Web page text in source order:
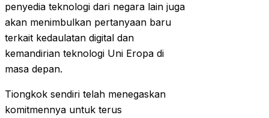
penyedia teknologi dari negara lain juga
akan menimbulkan pertanyaan baru
terkait kedaulatan digital dan
kemandirian teknologi Uni Eropa di
masa depan.
Tiongkok sendiri telah menegaskan
komitmennya untuk terus